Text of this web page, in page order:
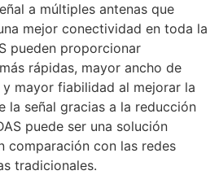
a múltiples antenas que
mejor conectividad en toda la
pueden proporcionar
rápidas, mayor ancho de
mayor fiabilidad al mejorar la
la señal gracias a la reducción
puede ser una solución
comparación con las redes
tradicionales.